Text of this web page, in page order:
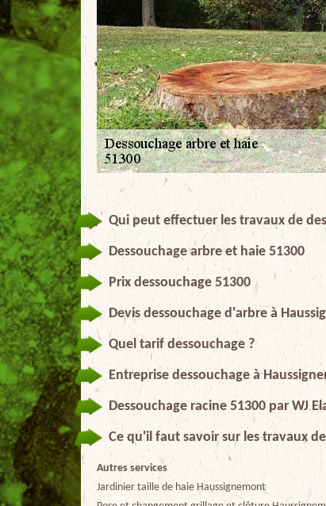
Qui peut effectuer les travaux de
Dessouchage arbre et haie 51300
Prix dessouchage 51300
Devis dessouchage d'arbre à
Quel tarif dessouchage ?
Entreprise dessouchage à
Dessouchage racine 51300 par WJ
Ce qu'il faut savoir sur les travaux
Autres services
Jardinier taille de haie Haussignemont